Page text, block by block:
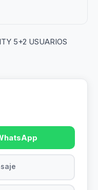
5+2 USUARIOS